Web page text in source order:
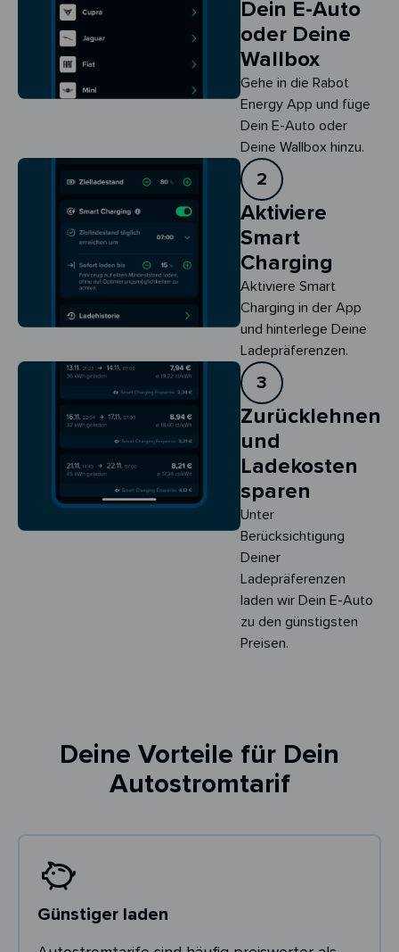
Dein E-Auto
oder Deine
Wallbox
Gehe in die Rabot
Energy App und füge
Dein E-Auto oder
Deine Wallbox hinzu.
2
Aktiviere
Smart
Charging
Aktiviere Smart
Charging in der App
und hinterlege Deine
Ladepräferenzen.
3
Zurücklehnen
und
Ladekosten
sparen
Unter
Berücksichtigung
Deiner
Ladepräferenzen
laden wir Dein E-Auto
zu den günstigsten
Preisen.
Deine Vorteile für Dein
Autostromtarif
Günstiger laden